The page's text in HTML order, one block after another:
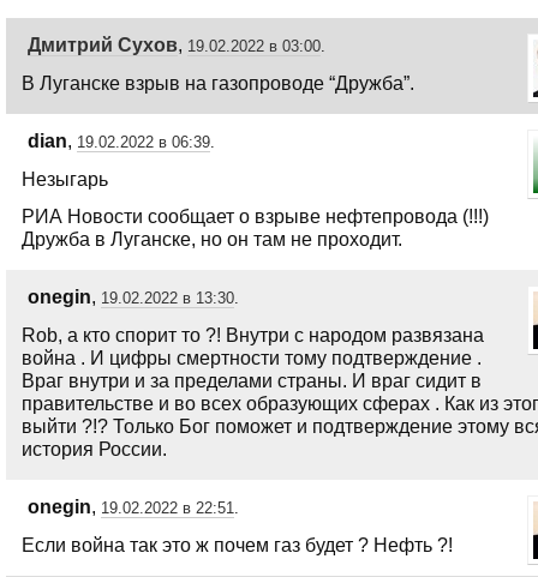
Дмитрий Сухов, 19.02.2022 в 03:00.
В Луганске взрыв на газопроводе “Дружба”.
dian, 19.02.2022 в 06:39.
Незыгарь
РИА Новости сообщает о взрыве нефтепровода (!!!)
Дружба в Луганске, но он там не проходит.
onegin, 19.02.2022 в 13:30.
Rob, а кто спорит то ?! Внутри с народом развязана
война . И цифры смертности тому подтверждение .
Враг внутри и за пределами страны. И враг сидит в
правительстве и во всех образующих сферах . Как из
выйти ?!? Только Бог поможет и подтверждение этому
история России.
onegin, 19.02.2022 в 22:51
Если война так это ж почем газ будет ? Нефть ?!